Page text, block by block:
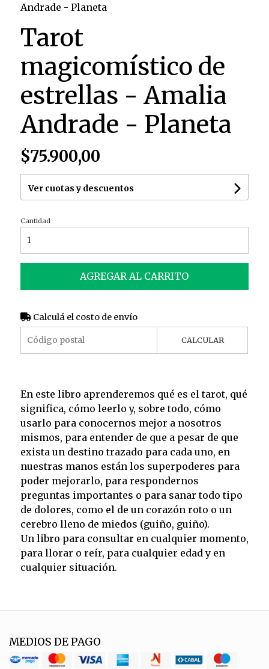
Andrade - Planeta
Tarot
magicomístico de
estrellas - Amalia
Andrade - Planeta
$75.900,00
Ver cuotas y descuentos
Cantidad
AGREGAR AL CARRITO
Calculá el costo de envío
CALCULAR
En este libro aprenderemos qué es el tarot, qué
significa, cómo leerlo y, sobre todo, cómo
usarlo para conocernos mejor a nosotros
mismos, para entender de que a pesar de que
exista un destino trazado para cada uno, en
nuestras manos están los superpoderes para
poder mejorarlo, para respondernos
preguntas importantes o para sanar todo tipo
de dolores, como el de un corazón roto o un
cerebro lleno de miedos (guiño, guiño).
Un libro para consultar en cualquier momento,
para llorar o reír, para cualquier edad y en
cualquier situación.
MEDIOS DE PAGO